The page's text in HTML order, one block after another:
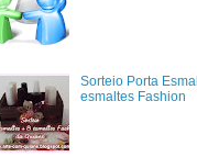
Sorteio Porta
esmaltes Fashion